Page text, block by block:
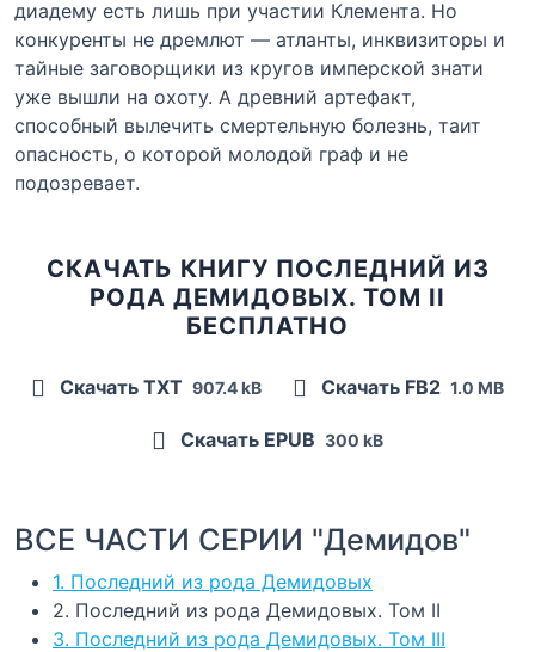
диадему есть лишь при участии Клемента. Но
конкуренты не дремлют — атланты, инквизиторы и
тайные заговорщики из кругов имперской знати
уже вышли на охоту. А древний артефакт,
способный вылечить смертельную болезнь, таит
опасность, о которой молодой граф и не
подозревает.
СКАЧАТЬ КНИГУ ПОСЛЕДНИЙ ИЗ
РОДА ДЕМИДОВЫХ. ТОМ II
БЕСПЛАТНО
Скачать TXT 907.4 kB Скачать FB2 1.0 MB
Скачать EPUB 300 kB
ВСЕ ЧАСТИ СЕРИИ "Демидов"
1. Последний из рода Демидовых
2. Последний из рода Демидовых. Том II
3. Последний из рода Демидовых. Том III